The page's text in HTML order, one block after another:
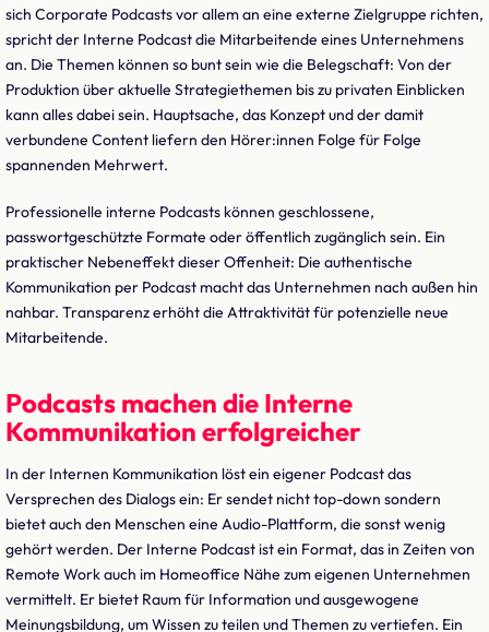
sich Corporate Podcasts vor allem an eine externe Zielgruppe richten,
spricht der Interne Podcast die Mitarbeitende eines Unternehmens
an. Die Themen können so bunt sein wie die Belegschaft: Von der
Produktion über aktuelle Strategiethemen bis zu privaten Einblicken
kann alles dabei sein. Hauptsache, das Konzept und der damit
verbundene Content liefern den Hörer:innen Folge für Folge
spannenden Mehrwert.
Professionelle interne Podcasts können geschlossene,
passwortgeschützte Formate oder öffentlich zugänglich sein. Ein
praktischer Nebeneffekt dieser Offenheit: Die authentische
Kommunikation per Podcast macht das Unternehmen nach außen hin
nahbar. Transparenz erhöht die Attraktivität für potenzielle neue
Mitarbeitende.
Podcasts machen die Interne
Kommunikation erfolgreicher
In der Internen Kommunikation löst ein eigener Podcast das
Versprechen des Dialogs ein: Er sendet nicht top-down sondern
bietet auch den Menschen eine Audio-Plattform, die sonst wenig
gehört werden. Der Interne Podcast ist ein Format, das in Zeiten von
Remote Work auch im Homeoffice Nähe zum eigenen Unternehmen
vermittelt. Er bietet Raum für Information und ausgewogene
Meinungsbildung, um Wissen zu teilen und Themen zu vertiefen. Ein